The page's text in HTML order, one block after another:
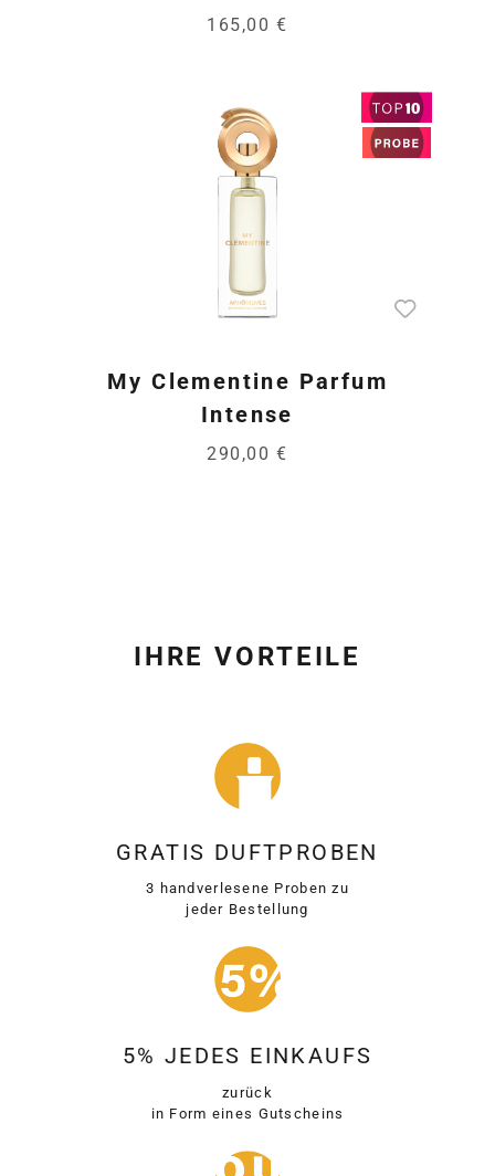
165,00 €
My Clementine Parfum
Intense
290,00 €
IHRE VORTEILE
GRATIS DUFTPROBEN
3 handverlesene Proben zu
jeder Bestellung
5% JEDES EINKAUFS
zurück
in Form eines Gutscheins